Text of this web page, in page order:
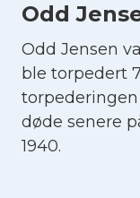
Odd
Odd Jensen
ble torpedert
døde senere
1940.